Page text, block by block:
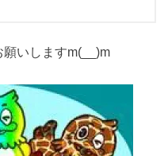
いしますm(__)m